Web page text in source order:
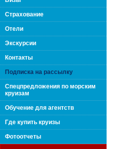
поколения "Вип Круиз
Страхование
Отели
Экскурсии
Контакты
Подписка на рассылку
Спецпредложения по морским
круизам
Обучение для агентств
Где купить круизы
Фотоотчеты